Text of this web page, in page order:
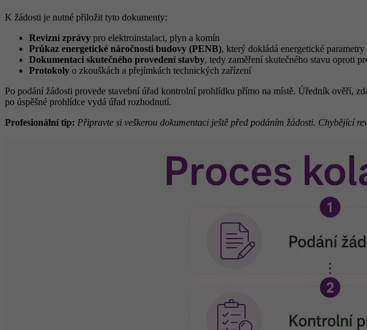
K žádosti je nutné přiložit tyto dokumenty:
Revizní zprávy pro elektroinstalaci, plyn a komín
Průkaz energetické náročnosti budovy (PENB), který dokládá energetické parametry
Dokumentaci skutečného provedení stavby, tedy zaměření skutečného stavu oproti
Protokoly o zkouškách a přejímkách technických zařízení
Po podání žádosti provede stavební úřad kontrolní prohlídku přímo na místě. Úředník ověří,
po úspěšné prohlídce vydá úřad rozhodnutí.
Profesionální tip: Připravte si veškerou dokumentaci ještě před podáním žádosti. Chybějící